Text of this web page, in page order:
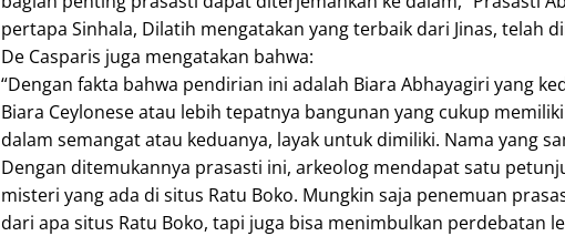
pertapa Sinhala, Dilatih mengatakan yang terbaik dari Jinas, telah
De Casparis juga mengatakan bahwa:
“Dengan fakta bahwa pendirian ini adalah Biara Abhayagiri yang
Biara Ceylonese atau lebih tepatnya bangunan yang cukup
dalam semangat atau keduanya, layak untuk dimiliki. Nama yang
Dengan ditemukannya prasasti ini, arkeolog mendapat satu
misteri yang ada di situs Ratu Boko. Mungkin saja penemuan
dari apa situs Ratu Boko, tapi juga bisa menimbulkan perdebatan